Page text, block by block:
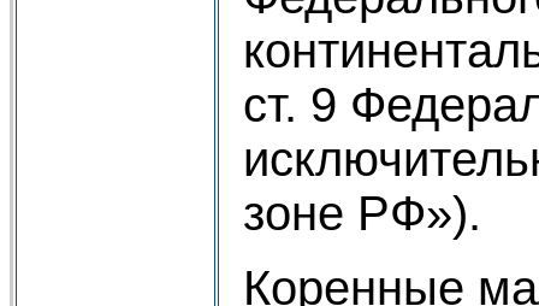
ст. 9
зоне РФ»).
Коренные